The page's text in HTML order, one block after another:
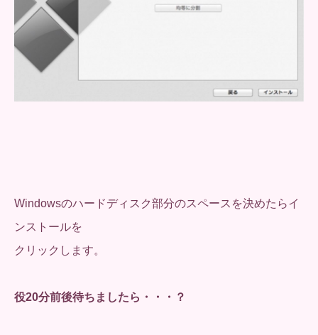
Windowsのハードディスク部分のスペースを決めたらイ
ンストールを
クリックします。
役20分前後待ちましたら・・・？